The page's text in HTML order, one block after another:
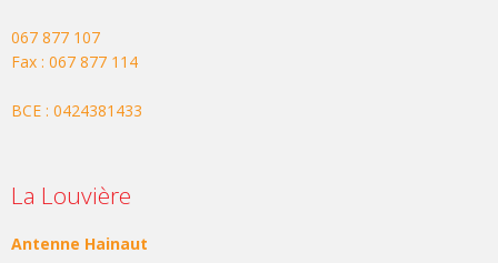
067 877 107
Fax : 067 877 114
BCE : 0424381433
La Louvière
Antenne Hainaut